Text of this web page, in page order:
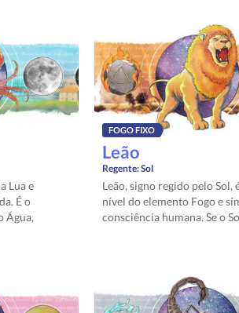
Lua e
É o
Água,
FOGO FIXO
Leão
Regente:Sol
Leão, signo regido pelo Sol,
nível do elemento Fogo e
consciência humana. Se o